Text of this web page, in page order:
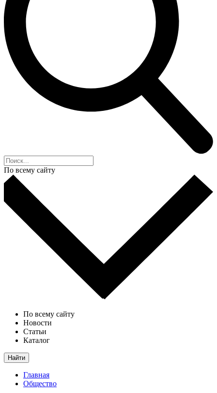
По всему сайту
По всему сайту
Новости
Статьи
Каталог
Найти
Главная
Общество